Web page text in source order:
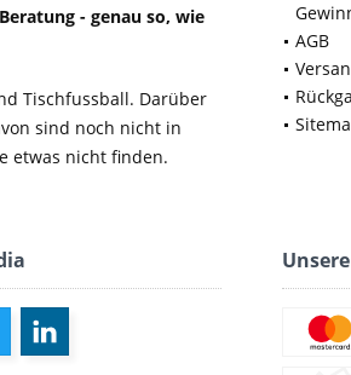
- genau so, wie
Tischfussball. Darüber
sind noch nicht in
etwas nicht finden.
AGB